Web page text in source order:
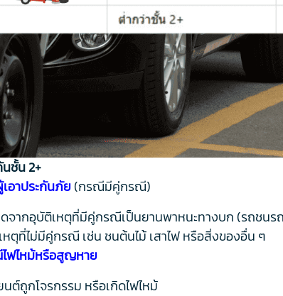
ชั้น 2+
อาประกันภัย(กรณีมีคู่กรณี)
จากอุบัติเหตุที่มีคู่กรณีเป็นยานพาหนะทางบก (รถชนร
ตุที่ไม่มีคู่กรณี เช่น ชนต้นไม้ เสาไฟ หรือสิ่งของอื่น ๆ
ฟไหม้หรือสูญหาย
ถูกโจรกรรม หรือเกิดไฟไหม้